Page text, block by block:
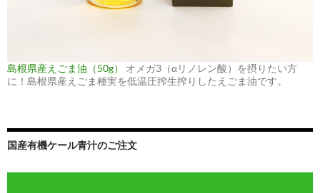
島根県産えごま油（50g）
オメガ3（αリノレン酸）を摂りたい方
に！島根県産えごま種実を低温圧搾生搾りしたえごま油です。
国産有機ケール青汁のご注文